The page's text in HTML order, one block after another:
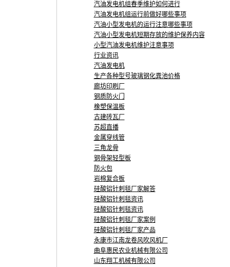
汽油发电机组春季维护如何进行
汽油发电机组运行前做好哪些事项
汽油小型发电机的运行注意哪些事项
汽油小型发电机短期存放的维护保养内容
小型汽油发电机维护注意事项
行业资讯
汽油发电机
生产各种型号玻璃钢化粪池价格
廊坊印刷厂
钢质防火门
橡塑保温板
古建砖瓦厂
苏超直播
金属穿线管
三角龙骨
钢骨架轻型板
防火包
岩棉复合板
硅酸铝针刺毯厂家解答
硅酸铝针刺毯资讯
硅酸铝针刺毯资讯
硅酸铝针刺毯厂家案例
硅酸铝针刺毯厂家产品
永康市江南龙卷风吹风机厂
曲阜惠民农业机械有限公司
山东翔工机械有限公司